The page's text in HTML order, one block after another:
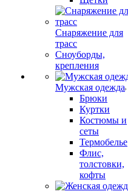
Снаряжение для
трасс
Сноуборды,
крепления
Мужская одежда
Брюки
Куртки
Костюмы и
сеты
Термобелье
Флис,
толстовки,
кофты